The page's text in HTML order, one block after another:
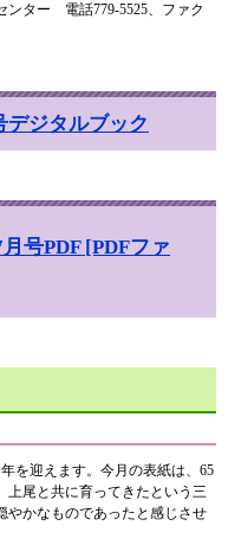
ンター 電話779-5525、ファク
デジタルブック
号PDF [PDFファ
を迎えます。今月の表紙は、65
上尾と共に育ってきたという三
やかなものであったと感じさせ